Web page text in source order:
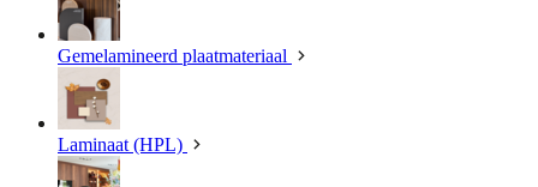
Gemelamineerd plaatmateriaal
Laminaat (HPL)